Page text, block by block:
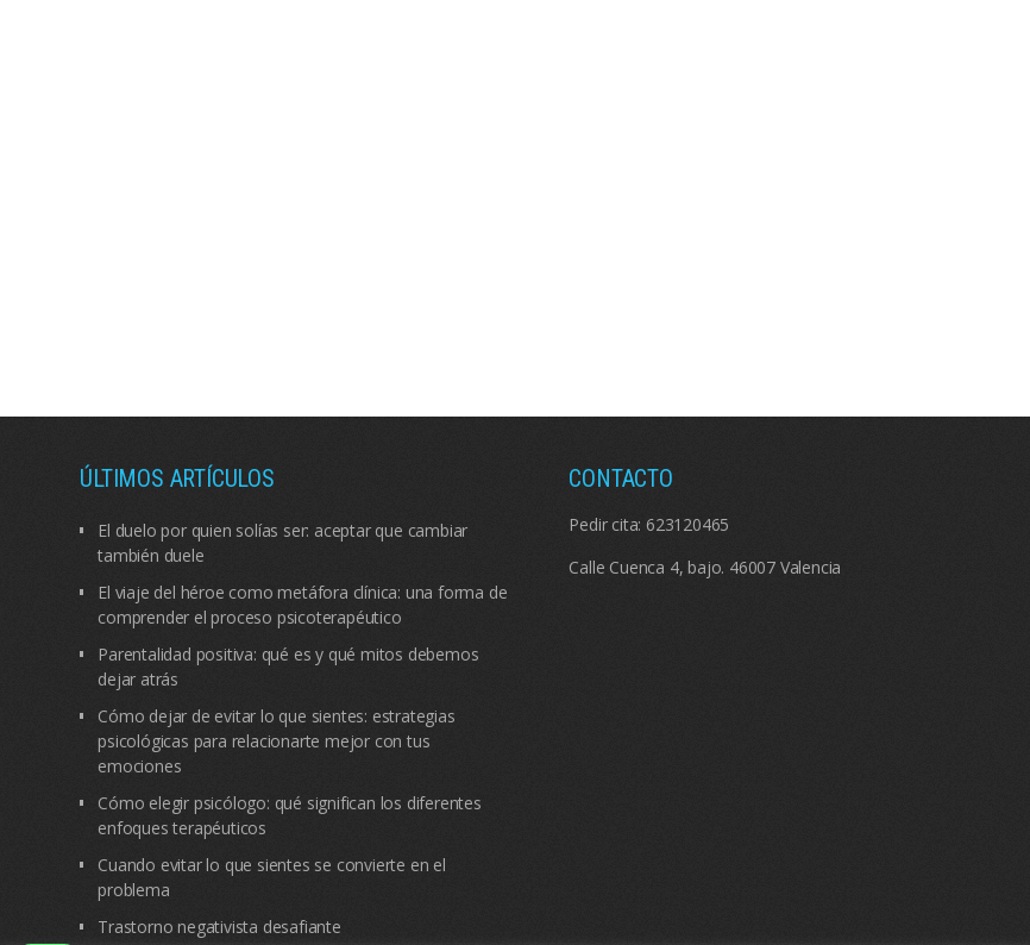
ÚLTIMOS ARTÍCULOS
El duelo por quien solías ser: aceptar que cambiar
también duele
El viaje del héroe como metáfora clínica: una forma de
comprender el proceso psicoterapéutico
Parentalidad positiva: qué es y qué mitos debemos
dejar atrás
Cómo dejar de evitar lo que sientes: estrategias
psicológicas para relacionarte mejor con tus
emociones
Cómo elegir psicólogo: qué significan los diferentes
enfoques terapéuticos
Cuando evitar lo que sientes se convierte en el
problema
Trastorno negativista desafiante
CONTACTO
Pedir cita: 623120465
Calle Cuenca 4, bajo. 46007 Valencia